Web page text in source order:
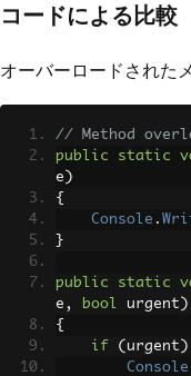
コードによる比較
オーバーロードされた
// Method
public
static
e )
{
Console .
}
public static
e , bool urgent )
{
if
( urgent )
Console